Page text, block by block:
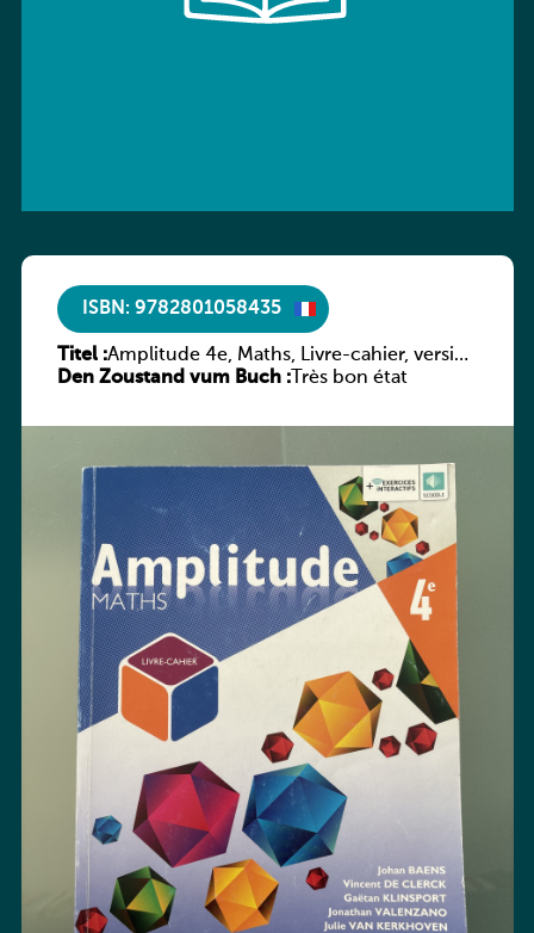
ISBN: 9782801058435
Titel :Amplitude 4e, Maths, Livre-cahier, version
luxembourgeoise
Den Zoustand vum Buch :Très bon état